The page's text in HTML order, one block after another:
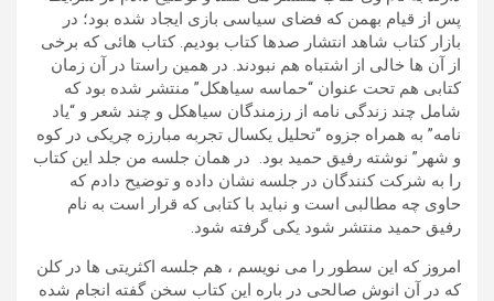
پس از قیام بهمن که فضای سیاسی بازی ایجاد شده بود؛ در
بازار کتاب شاهد انتشار صدها کتاب بودیم. کتاب هائی که برخی
از آن ها خالی از اشتباه هم نبودند. در همین راستا در آن زمان
کتابی هم تحت عنوان “حماسه سیاهکل” منتشر شده بود که
شامل چند زندگی نامه از رزمندگان سیاهکل و چند شعر و “یاد
نامه” به همراه جزوه “تحلیل یکسال تجربه مبارزه چریکی در کوه
و شهر” نوشته رفیق حمید بود. در همان جلسه من جلد این کتاب
را به شرکت کنندگان در جلسه نشان داده و توضیح دادم که
حاوی چه مطالبی است و نباید با کتابی که قرار است به نام
رفیق حمید منتشر شود یکی گرفته شود.
امروز که این سطور را می نویسم ، هم جلسه اکثریتی ها در کلن
که در آن انوش صالحی در باره این کتاب سخن گفته انجام شده